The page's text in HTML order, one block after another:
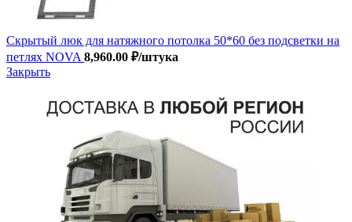
Скрытый люк для натяжного потолка 50*60 без подсветки на
петлях NOVA 8,960.00 ₽/штука
Закрыть